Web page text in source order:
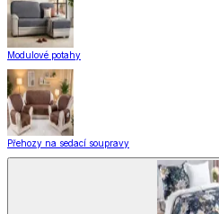
Modulové potahy
Přehozy na sedací soupravy